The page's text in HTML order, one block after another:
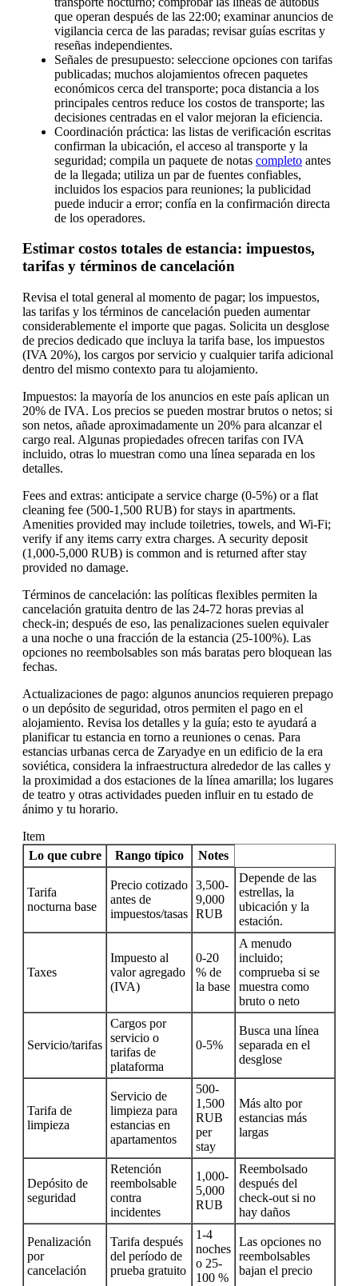
que operan después de las 22:00; examinar anuncios de
vigilancia cerca de las paradas; revisar guías escritas y
reseñas independientes.
Señales de presupuesto: seleccione opciones con tarifas
publicadas; muchos alojamientos ofrecen paquetes
económicos cerca del transporte; poca distancia a los
principales centros reduce los costos de transporte; las
decisiones centradas en el valor mejoran la eficiencia.
Coordinación práctica: las listas de verificación escritas
confirman la ubicación, el acceso al transporte y la
seguridad; compila un paquete de notas completo antes
de la llegada; utiliza un par de fuentes confiables,
incluidos los espacios para reuniones; la publicidad
puede inducir a error; confía en la confirmación directa
de los operadores.
Estimar costos totales de estancia: impuestos,
tarifas y términos de cancelación
Revisa el total general al momento de pagar; los impuestos,
las tarifas y los términos de cancelación pueden aumentar
considerablemente el importe que pagas. Solicita un desglose
de precios dedicado que incluya la tarifa base, los impuestos
(IVA 20%), los cargos por servicio y cualquier tarifa adicional
dentro del mismo contexto para tu alojamiento.
Impuestos: la mayoría de los anuncios en este país aplican un
20% de IVA. Los precios se pueden mostrar brutos o netos; si
son netos, añade aproximadamente un 20% para alcanzar el
cargo real. Algunas propiedades ofrecen tarifas con IVA
incluido, otras lo muestran como una línea separada en los
detalles.
Fees and extras: anticipate a service charge (0-5%) or a flat
cleaning fee (500-1,500 RUB) for stays in apartments.
Amenities provided may include toiletries, towels, and Wi-Fi;
verify if any items carry extra charges. A security deposit
(1,000-5,000 RUB) is common and is returned after stay
provided no damage.
Términos de cancelación: las políticas flexibles permiten la
cancelación gratuita dentro de las 24-72 horas previas al
check-in; después de eso, las penalizaciones suelen equivaler
a una noche o una fracción de la estancia (25-100%). Las
opciones no reembolsables son más baratas pero bloquean las
fechas.
Actualizaciones de pago: algunos anuncios requieren prepago
o un depósito de seguridad, otros permiten el pago en el
alojamiento. Revisa los detalles y la guía; esto te ayudará a
planificar tu estancia en torno a reuniones o cenas. Para
estancias urbanas cerca de Zaryadye en un edificio de la era
soviética, considera la infraestructura alrededor de las calles y
la proximidad a dos estaciones de la línea amarilla; los lugares
de teatro y otras actividades pueden influir en tu estado de
ánimo y tu horario.
Item
Lo que cubre
Rango típico Notes
Tarifa
nocturna base
Precio cotizado
antes de
impuestos/tasas
3,500-
9,000
RUB
Depende de las
estrellas, la
ubicación y la
estación.
Taxes
Impuesto al
valor agregado
(IVA)
0-20
% de
la base
A menudo
incluido;
comprueba si se
muestra como
bruto o neto
Servicio/tarifas
Cargos por
servicio o
tarifas de
plataforma
0-5%
Busca una línea
separada en el
desglose
Tarifa de
limpieza
Servicio de
limpieza para
estancias en
apartamentos
500-
1,500
RUB
per
stay
Más alto por
estancias más
largas
Depósito de
seguridad
Retención
reembolsable
contra
incidentes
1,000-
5,000
RUB
Reembolsado
después del
check-out si no
hay daños
Penalización
por
cancelación
Tarifa después
del período de
prueba gratuito
1-4
noches
o 25-
100 %
Las opciones no
reembolsables
bajan el precio